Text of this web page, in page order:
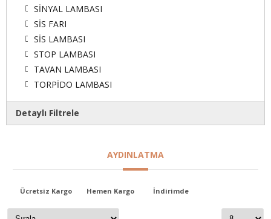
SİNYAL LAMBASI
SİS FARI
SİS LAMBASI
STOP LAMBASI
TAVAN LAMBASI
TORPİDO LAMBASI
Detaylı Filtrele
bmw-mini cooper
citroen-peugeot
AYDINLATMA
Ücretsiz Kargo Hemen Kargo İndirimde